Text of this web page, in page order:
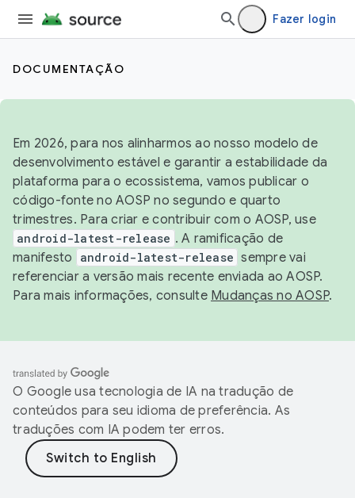
Fazer login
DOCUMENTAÇÃO
Em 2026, para nos alinharmos ao nosso modelo de
desenvolvimento estável e garantir a estabilidade da
plataforma para o ecossistema, vamos publicar o
código-fonte no AOSP no segundo e quarto
trimestres. Para criar e contribuir com o AOSP, use
android-latest-release . A ramificação de
manifesto
android-latest-release sempre vai
referenciar a versão mais recente enviada ao AOSP.
Para mais informações, consulte Mudanças no AOSP.
O Google usa tecnologia de IA na tradução de
conteúdos para seu idioma de preferência. As
traduções com IA podem ter erros.